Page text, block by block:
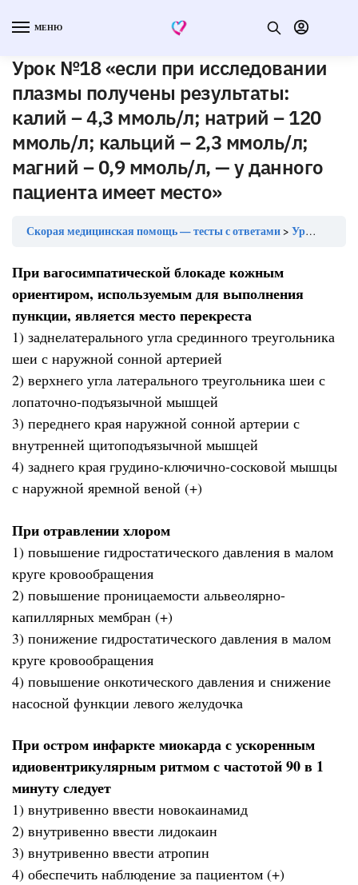
МЕНЮ
Урок №18 «если при исследовании
плазмы получены результаты:
калий – 4,3 ммоль/л; натрий – 120
ммоль/л; кальций – 2,3 ммоль/л;
магний – 0,9 ммоль/л, — у данного
пациента имеет место»
Скорая медицинская помощь — тесты с ответами Урок №18 «если при исследовании плазмы получены результаты: калий – 4,3 ммоль/л; натрий – 120 ммоль/л; кальций – 2,3 ммоль/л; магний – 0,9 ммоль/л, — у данного пациента имеет место»
При вагосимпатической блокаде кожным
ориентиром, используемым для выполнения
пункции, является место перекреста
1) заднелатерального угла срединного треугольника
шеи с наружной сонной артерией
2) верхнего угла латерального треугольника шеи с
лопаточно-подъязычной мышцей
3) переднего края наружной сонной артерии с
внутренней щитоподъязычной мышцей
4) заднего края грудино-ключично-сосковой мышцы
с наружной яремной веной (+)
При отравлении хлором
1) повышение гидростатического давления в малом
круге кровообращения
2) повышение проницаемости альвеолярно-
капиллярных мембран (+)
3) понижение гидростатического давления в малом
круге кровообращения
4) повышение онкотического давления и снижение
насосной функции левого желудочка
При остром инфаркте миокарда с ускоренным
идиовентрикулярным ритмом с частотой 90 в 1
минуту следует
1) внутривенно ввести новокаинамид
2) внутривенно ввести лидокаин
3) внутривенно ввести атропин
4) обеспечить наблюдение за пациентом (+)